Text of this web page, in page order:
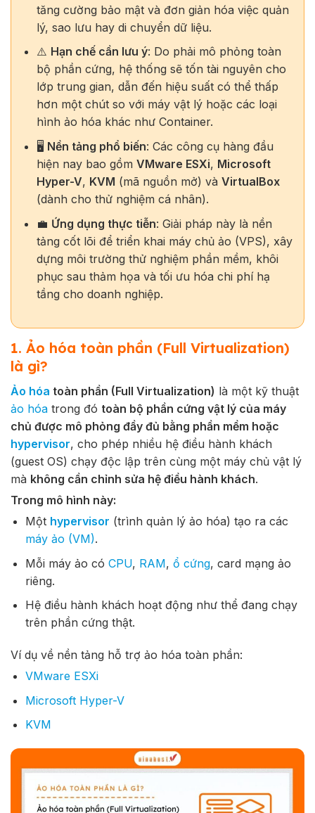
tăng cường bảo mật và đơn giản hóa việc quản
lý, sao lưu hay di chuyển dữ liệu.
⚠️ Hạn chế cần lưu ý: Do phải mô phỏng toàn
bộ phần cứng, hệ thống sẽ tốn tài nguyên cho
lớp trung gian, dẫn đến hiệu suất có thể thấp
hơn một chút so với máy vật lý hoặc các loại
hình ảo hóa khác như Container.
🖥️ Nền tảng phổ biến: Các công cụ hàng đầu
hiện nay bao gồm VMware ESXi, Microsoft
Hyper-V, KVM (mã nguồn mở) và VirtualBox
(dành cho thử nghiệm cá nhân).
💼 Ứng dụng thực tiễn: Giải pháp này là nền
tảng cốt lõi để triển khai máy chủ ảo (VPS), xây
dựng môi trường thử nghiệm phần mềm, khôi
phục sau thảm họa và tối ưu hóa chi phí hạ
tầng cho doanh nghiệp.
1. Ảo hóa toàn phần (Full Virtualization)
là gì?
Ảo hóa toàn phần (Full Virtualization) là một kỹ thuật
ảo hóa trong đó toàn bộ phần cứng vật lý của máy
chủ được mô phỏng đầy đủ bằng phần mềm hoặc
hypervisor, cho phép nhiều hệ điều hành khách
(guest OS) chạy độc lập trên cùng một máy chủ vật lý
mà không cần chỉnh sửa hệ điều hành khách.
Trong mô hình này:
Một hypervisor (trình quản lý ảo hóa) tạo ra các
máy ảo (VM).
Mỗi máy ảo có CPU, RAM, ổ cứng, card mạng ảo
riêng.
Hệ điều hành khách hoạt động như thể đang chạy
trên phần cứng thật.
Ví dụ về nền tảng hỗ trợ ảo hóa toàn phần:
VMware ESXi
Microsoft Hyper-V
KVM